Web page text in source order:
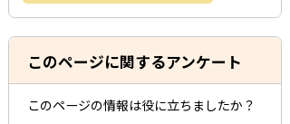
このページに関するアンケート
このページの情報は役に立ちましたか？